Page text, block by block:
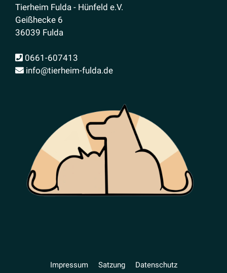
Tierheim Fulda - Hünfeld e.V.
Geißhecke 6
36039 Fulda
0661-607413
info@tierheim-fulda.de
Impressum Satzung Daten­schutz